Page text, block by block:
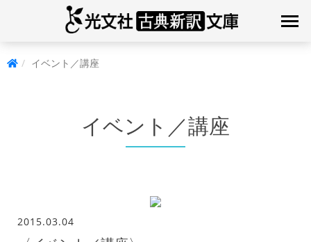
イベント／講座
イベント／講座
2015.03.04